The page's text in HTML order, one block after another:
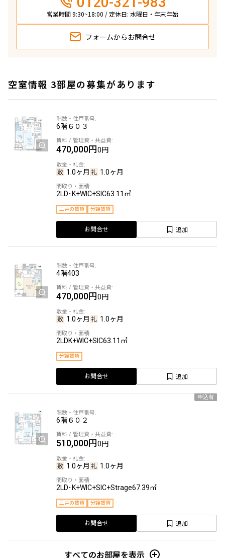
営業時間 9:30~18:00 / 定休日: 水曜日・年末年始
フォームから お問合せ
空室情報 3部屋の募集があります
6階６０３
470,000円0円
1.0ヶ月 1.0ヶ月
2LD･K+WIC+SIC63.11㎡
三井の賃貸 分譲賃貸
お問合せ 追加
4階403
470,000円0円
1.0ヶ月 1.0ヶ月
2LDK+WIC+SIC63.11㎡
分譲賃貸
お問合せ 追加
申込有
6階６０２
510,000円0円
1.0ヶ月 1.0ヶ月
2LD･K+WIC+SIC+Strage67.39㎡
三井の賃貸 分譲賃貸
お問合せ 追加
すべてのお部屋を表示